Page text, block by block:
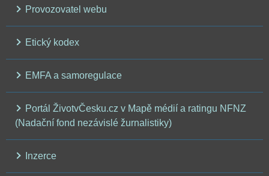
Provozovatel webu
Etický kodex
EMFA a samoregulace
Portál ŽivotvČesku.cz v Mapě médií a ratingu NFNZ
(Nadační fond nezávislé žurnalistiky)
Inzerce